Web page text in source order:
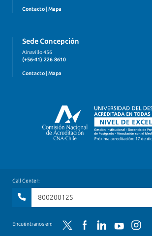
Contacto | Mapa
Sede Concepción
Ainavillo 456
(+56-41) 226 8610
Contacto Mapa
Call Center:
800200125
Encuéntranos en: Twitter FacebookLinkedInYouTubeInstagram